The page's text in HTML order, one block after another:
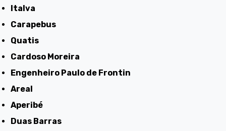
Italva
Carapebus
Quatis
Cardoso Moreira
Engenheiro Paulo de Frontin
Areal
Aperibé
Duas Barras